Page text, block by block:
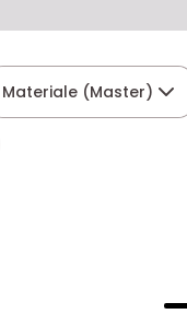
Materiale (Master)